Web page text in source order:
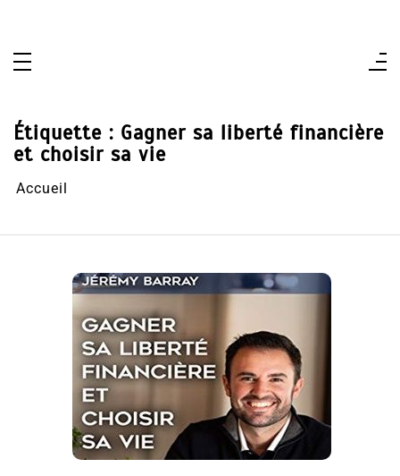
Étiquette : Gagner sa liberté financière
et choisir sa vie
Accueil